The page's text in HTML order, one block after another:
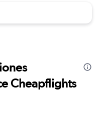
Cheapflights